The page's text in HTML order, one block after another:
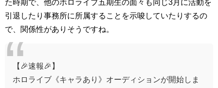
た時期で、他のホロライブ五期生の面々も同じ3月に活動を
引退したり事務所に所属することを示唆していたりするの
で、関係性がありそうですね。
【🎉速報🎉】
ホロライブ《キャラあり》オーディションが開始しま